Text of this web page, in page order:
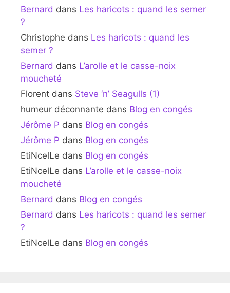
Bernard dans Les haricots : quand les semer
?
Christophe dans Les haricots : quand les
semer ?
Bernard dans L’arolle et le casse-noix
moucheté
Florent dans Steve ‘n’ Seagulls (1)
humeur déconnante dans Blog en congés
Jérôme P dans Blog en congés
Jérôme P dans Blog en congés
EtiNcelLe dans Blog en congés
EtiNcelLe dans L’arolle et le casse-noix
moucheté
Bernard dans Blog en congés
Bernard dans Les haricots : quand les semer
?
EtiNcelLe dans Blog en congés